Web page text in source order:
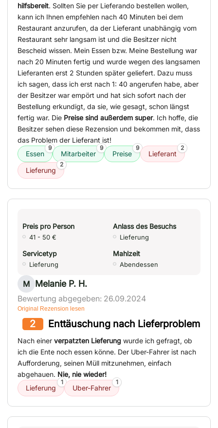
hilfsbereit. Sollten Sie per Lieferando bestellen wollen,
kann ich Ihnen empfehlen nach 40 Minuten bei dem
Restaurant anzurufen, da der Lieferant unabhängig vom
Restaurant sehr langsam ist und die Besitzer nicht
Bescheid wissen. Mein Essen bzw. Meine Bestellung war
nach 20 Minuten fertig und wurde wegen des langsamen
Lieferanten erst 2 Stunden später geliefert. Dazu muss
ich sagen, dass ich erst nach 1: 40 angerufen habe, aber
der Besitzer war empört und hat sich sofort nach der
Bestellung erkundigt, da sie, wie gesagt, schon längst
fertig war. Die Preise sind außerdem super. Ich hoffe, die
Besitzer sehen diese Rezension und bekommen mit, dass
das Problem der Lieferant ist!
Essen
9
Mitarbeiter
9
Preise
9
Lieferant
2
Lieferung
2
Preis pro Person
41 - 50 €
Anlass des Besuchs
Lieferung
Servicetyp
Lieferung
Mahlzeit
Abendessen
M Melanie P. H.
Bewertung abgegeben: 26.09.2024
Original Rezension lesen
2 Enttäuschung nach Lieferproblem
Nach einer verpatzten Lieferung wurde ich gefragt, ob
ich die Ente noch essen könne. Der Uber-Fahrer ist nach
Aufforderung, seinen Müll mitzunehmen, einfach
abgehauen. Nie, nie wieder!
Lieferung
1
Uber-Fahrer
1